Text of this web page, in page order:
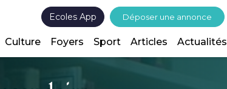
Ecoles App Déposer une annonce
Culture Foyers Sport Articles Actualités